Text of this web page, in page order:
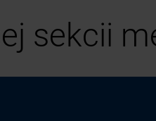
sekcii